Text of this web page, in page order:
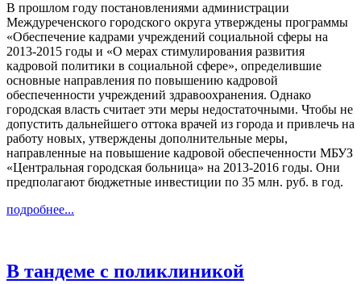
В прошлом году постановлениями администрации
Междуреченского городского округа утверждены программы
«Обеспечение кадрами учреждений социальной сферы на
2013-2015 годы и «О мерах стимулирования развития
кадровой политики в социальной сфере», определившие
основные направления по повышению кадровой
обеспеченности учреждений здравоохранения. Однако
городская власть считает эти меры недостаточными. Чтобы не
допустить дальнейшего оттока врачей из города и привлечь на
работу новых, утверждены дополнительные меры,
направленные на повышение кадровой обеспеченности МБУЗ
«Центральная городская больница» на 2013-2016 годы. Они
предполагают бюджетные инвестиции по 35 млн. руб. в год.
подробнее...
В тандеме с поликлиникой